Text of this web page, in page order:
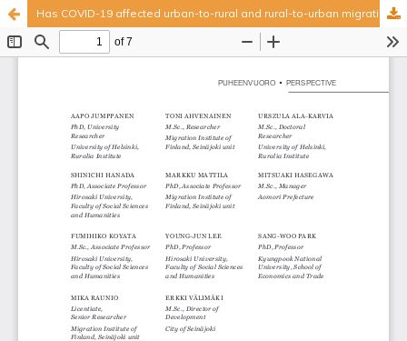
Has COVID-19 affected urban-to-rural and rural-to-urban migration patterns?
Tieteellisten seurain valtuuskunta